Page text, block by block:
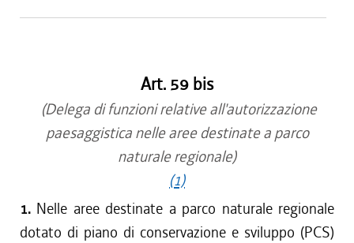
Art. 59 bis
(Delega di funzioni relative all'autorizzazione
paesaggistica nelle aree destinate a parco
naturale regionale)
(1)
1. Nelle aree destinate a parco naturale regionale
dotato di piano di conservazione e sviluppo (PCS)